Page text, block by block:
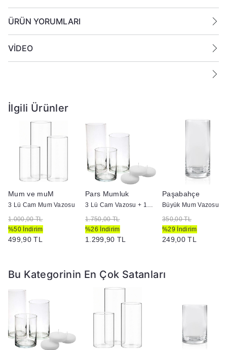
ÜRÜN YORUMLARI
VİDEO
İlgili Ürünler
Mum ve muM
3 Lü Cam Mum Vazosu
1.000,00 TL
%50 İndirim
499,90 TL
Pars Mumluk
3 Lü Cam Vazosu + 12 Adet Çap 7 Yüzen Mum
1.750,00 TL
%26 İndirim
1.299,90 TL
Paşabahçe
Büyük Mum Vazosu
350,00 TL
%29 İndirim
249,00 TL
Bu Kategorinin En Çok Satanları